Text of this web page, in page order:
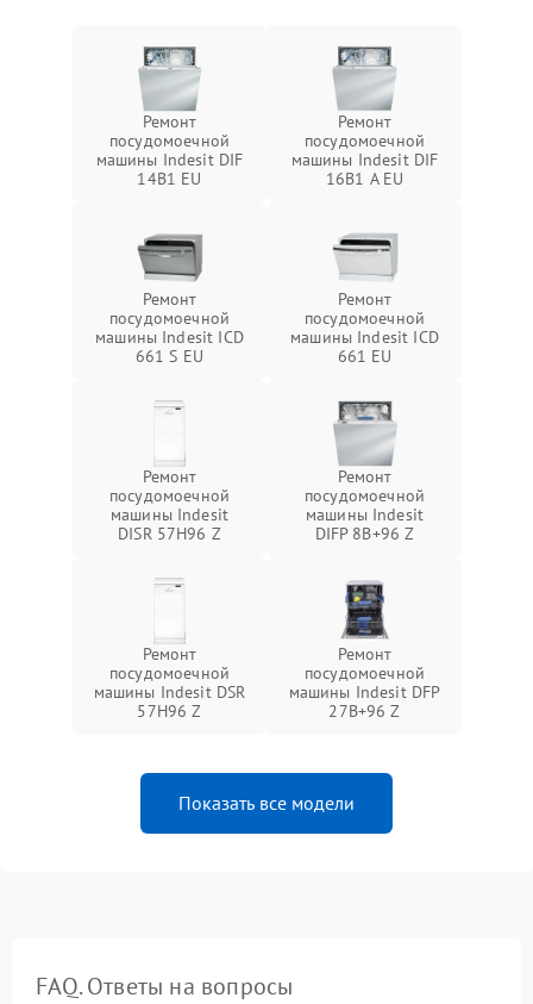
Ремонт
посудомоечной
машины Indesit DIF
14B1 EU
Ремонт
посудомоечной
машины Indesit DIF
16B1 A EU
Ремонт
посудомоечной
машины Indesit ICD
661 S EU
Ремонт
посудомоечной
машины Indesit ICD
661 EU
Ремонт
посудомоечной
машины Indesit
DISR 57H96 Z
Ремонт
посудомоечной
машины Indesit
DIFP 8B+96 Z
Ремонт
посудомоечной
машины Indesit DSR
57H96 Z
Ремонт
посудомоечной
машины Indesit DFP
27B+96 Z
Показать все модели
FAQ. Ответы на вопросы